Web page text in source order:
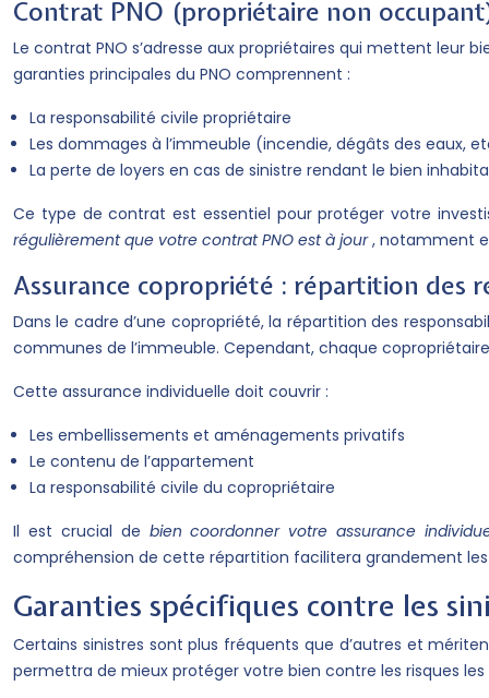
Contrat PNO (propriétaire non
Le contrat PNO s’adresse aux propriétaires qui mettent leur
garanties principales du PNO comprennent :
La responsabilité civile propriétaire
Les dommages à l’immeuble (incendie, dégâts des eaux,
La perte de loyers en cas de sinistre rendant le bien
Ce type de contrat est essentiel pour protéger votre
régulièrement que votre contrat PNO est à jour, notamment
Assurance copropriété : répartition des
Dans le cadre d’une copropriété, la répartition des
communes de l’immeuble. Cependant, chaque
Cette assurance individuelle doit couvrir :
Les embellissements et aménagements privatifs
Le contenu de l’appartement
La responsabilité civile du copropriétaire
Il est crucial de bien coordonner votre assurance
compréhension de cette répartition facilitera grandement
Garanties spécifiques contre les
Certains sinistres sont plus fréquents que d’autres et
permettra de mieux protéger votre bien contre les risques les